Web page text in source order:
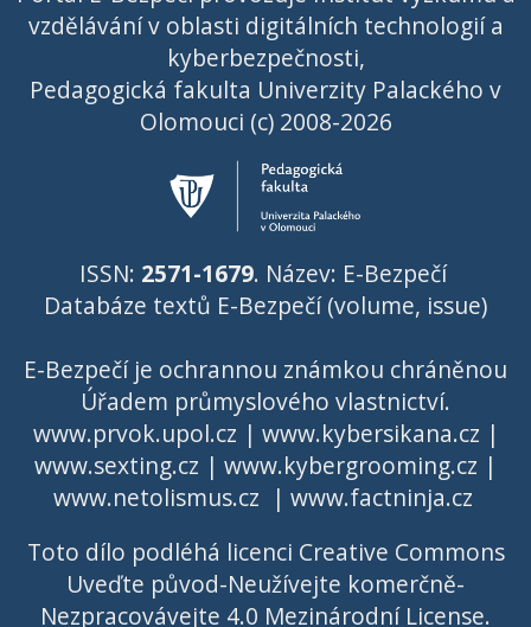
vzdělávání v oblasti digitálních technologií a
kyberbezpečnosti,
Pedagogická fakulta Univerzity Palackého v
Olomouci (c) 2008-2026
ISSN: 2571-1679. Název: E-Bezpečí
Databáze textů E-Bezpečí (volume, issue)
E-Bezpečí je ochrannou známkou chráněnou
Úřadem průmyslového vlastnictví.
www.prvok.upol.cz | www.kybersikana.cz |
www.sexting.cz | www.kybergrooming.cz |
www.netolismus.cz | www.factninja.cz
Toto dílo podléhá licenci Creative Commons
Uveďte původ-Neužívejte komerčně-
Nezpracovávejte 4.0 Mezinárodní License.